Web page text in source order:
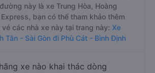
này là xe Trung Hòa, Hoàng
Express, bạn có thể tham khảo thêm
các nhà xe này tại trang này: Xe
Tân - Sài Gòn đi Phù Cát - Bình Định
xe nào khai thác dòng